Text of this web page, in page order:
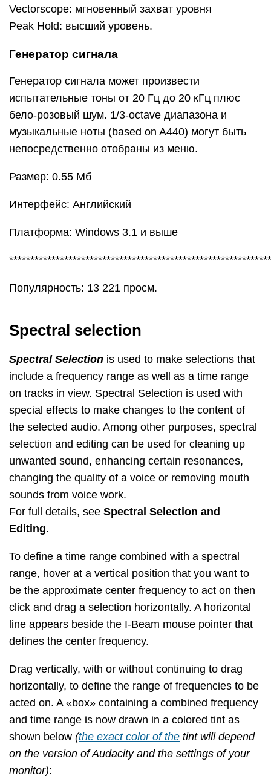
Vectorscope: мгновенный захват уровня
Peak Hold: высший уровень.
Генератор сигнала
Генератор сигнала может произвести
испытательные тоны от 20 Гц до 20 кГц плюс
бело-розовый шум. 1/3-octave диапазона и
музыкальные ноты (based on A440) могут быть
непосредственно отобраны из меню.
Размер: 0.55 Mб
Интерфейс: Английский
Платформа: Windows 3.1 и выше
Популярность: 13 221 просм.
Spectral selection
Spectral Selection is used to make selections that
include a frequency range as well as a time range
on tracks in view. Spectral Selection is used with
special effects to make changes to the content of
the selected audio. Among other purposes, spectral
selection and editing can be used for cleaning up
unwanted sound, enhancing certain resonances,
changing the quality of a voice or removing mouth
sounds from voice work.
For full details, see Spectral Selection and
Editing.
To define a time range combined with a spectral
range, hover at a vertical position that you want to
be the approximate center frequency to act on then
click and drag a selection horizontally. A horizontal
line appears beside the I-Beam mouse pointer that
defines the center frequency.
Drag vertically, with or without continuing to drag
horizontally, to define the range of frequencies to be
acted on. A «box» containing a combined frequency
and time range is now drawn in a colored tint as
shown below (the exact color of the tint will depend
on the version of Audacity and the settings of your
monitor):